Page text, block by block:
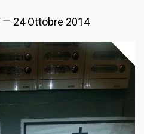
24 Ottobre 2014